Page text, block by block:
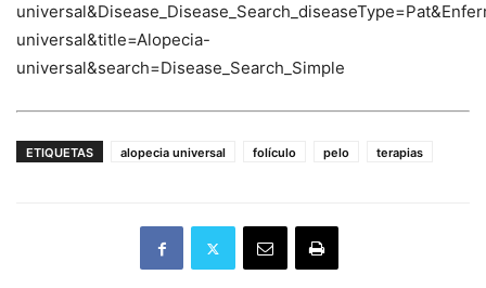
universal&title=Alopecia-
universal&search=Disease_Search_Simple
ETIQUETAS alopecia universal folículo pelo terapias